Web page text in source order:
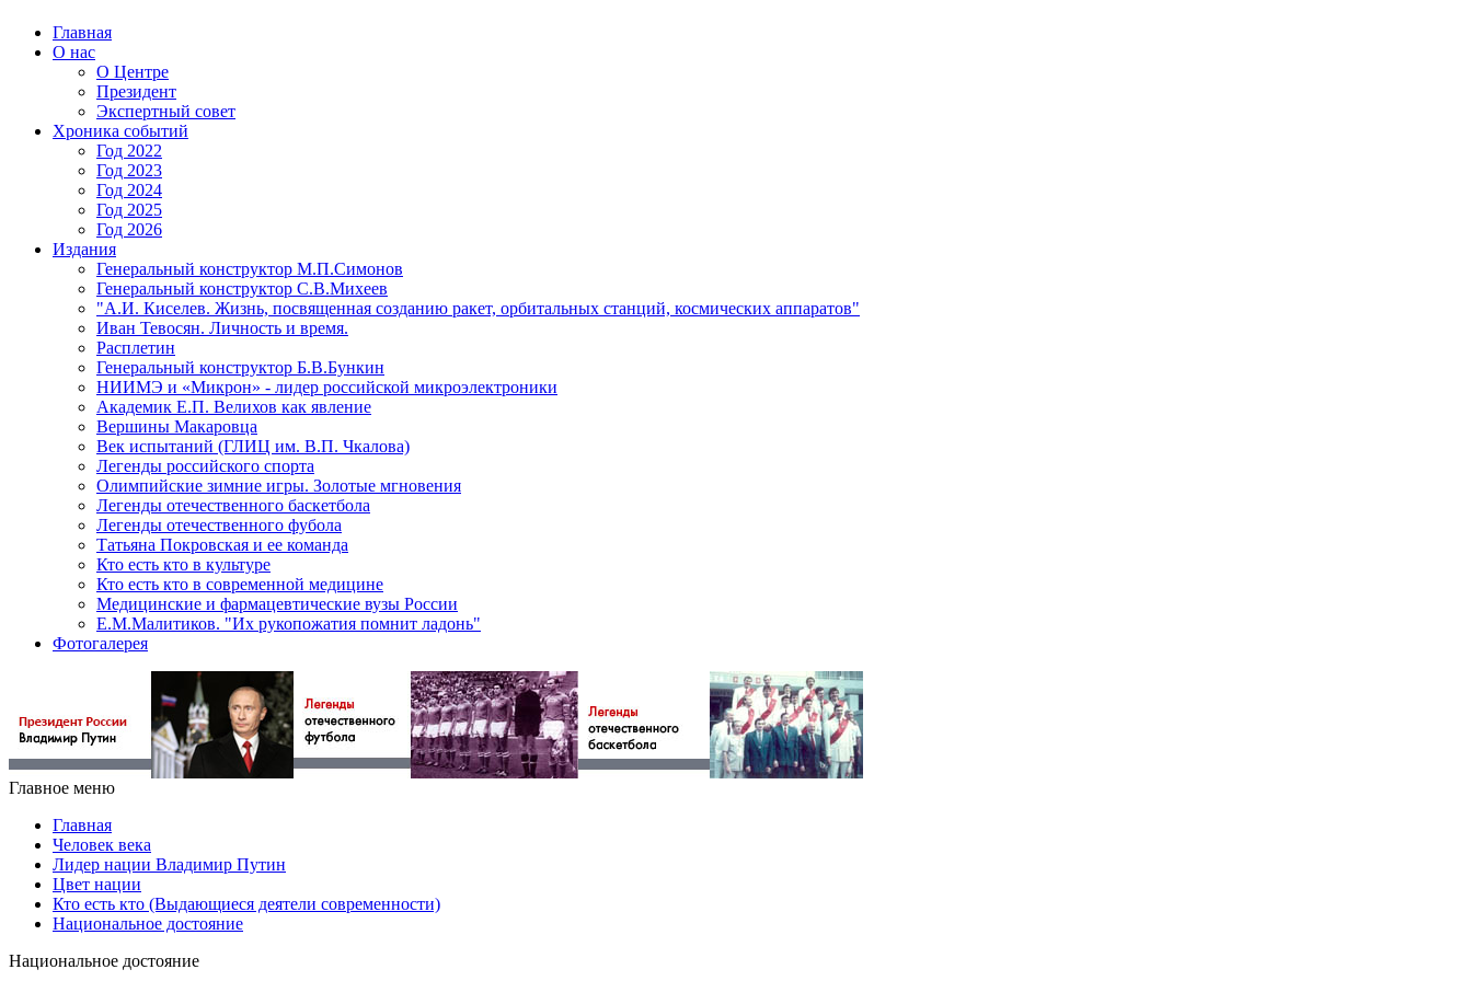
Главная
О нас
О Центре
Президент
Экспертный совет
Хроника событий
Год 2022
Год 2023
Год 2024
Год 2025
Год 2026
Издания
Генеральный конструктор М.П.Симонов
Генеральный конструктор С.В.Михеев
"А.И. Киселев. Жизнь, посвященная созданию ракет, орбитальных станций, космических аппаратов"
Иван Тевосян. Личность и время.
Расплетин
Генеральный конструктор Б.В.Бункин
НИИМЭ и «Микрон» - лидер российской микроэлектроники
Академик Е.П. Велихов как явление
Вершины Макаровца
Век испытаний (ГЛИЦ им. В.П. Чкалова)
Легенды российского спорта
Олимпийские зимние игры. Золотые мгновения
Легенды отечественного баскетбола
Легенды отечественного фубола
Татьяна Покровская и ее команда
Кто есть кто в культуре
Кто есть кто в современной медицине
Медицинские и фармацевтические вузы России
Е.М.Малитиков. "Их рукопожатия помнит ладонь"
Фотогалерея
Главное меню
Главная
Человек века
Лидер нации Владимир Путин
Цвет нации
Кто есть кто (Выдающиеся деятели современности)
Национальное достояние
Национальное достояние